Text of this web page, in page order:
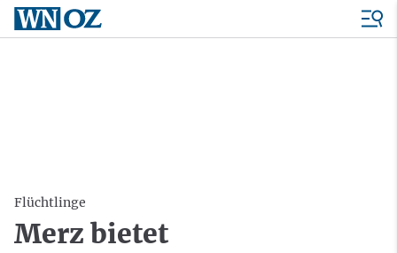
Flüchtlinge
Merz bietet